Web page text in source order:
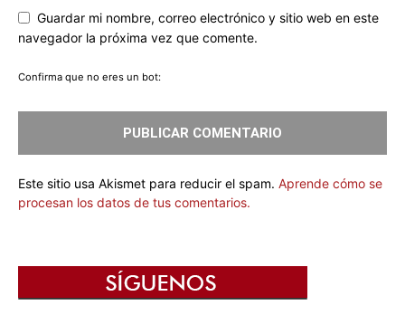
Guardar mi nombre, correo electrónico y sitio web en este
navegador la próxima vez que comente.
Confirma que no eres un bot:
Este sitio usa Akismet para reducir el spam. Aprende cómo se
procesan los datos de tus comentarios.